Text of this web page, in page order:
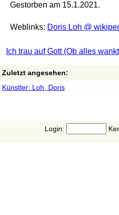
Gestorben am 15.1.2021.
Weblinks: Doris Loh @
Ich trau auf Gott (Ob alles
Zuletzt angesehen:
Künstler: Loh, Doris
Login: